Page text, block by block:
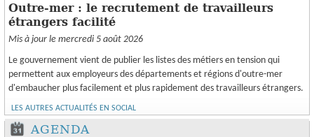
Outre-mer : le recrutement de travailleurs
étrangers facilité
Mis à jour le mercredi 5 août 2026
Le gouvernement vient de publier les listes des métiers en tension qui
permettent aux employeurs des départements et régions d'outre-mer
d'embaucher plus facilement et plus rapidement des travailleurs étrangers.
LES AUTRES ACTUALITÉS EN SOCIAL
AGENDA